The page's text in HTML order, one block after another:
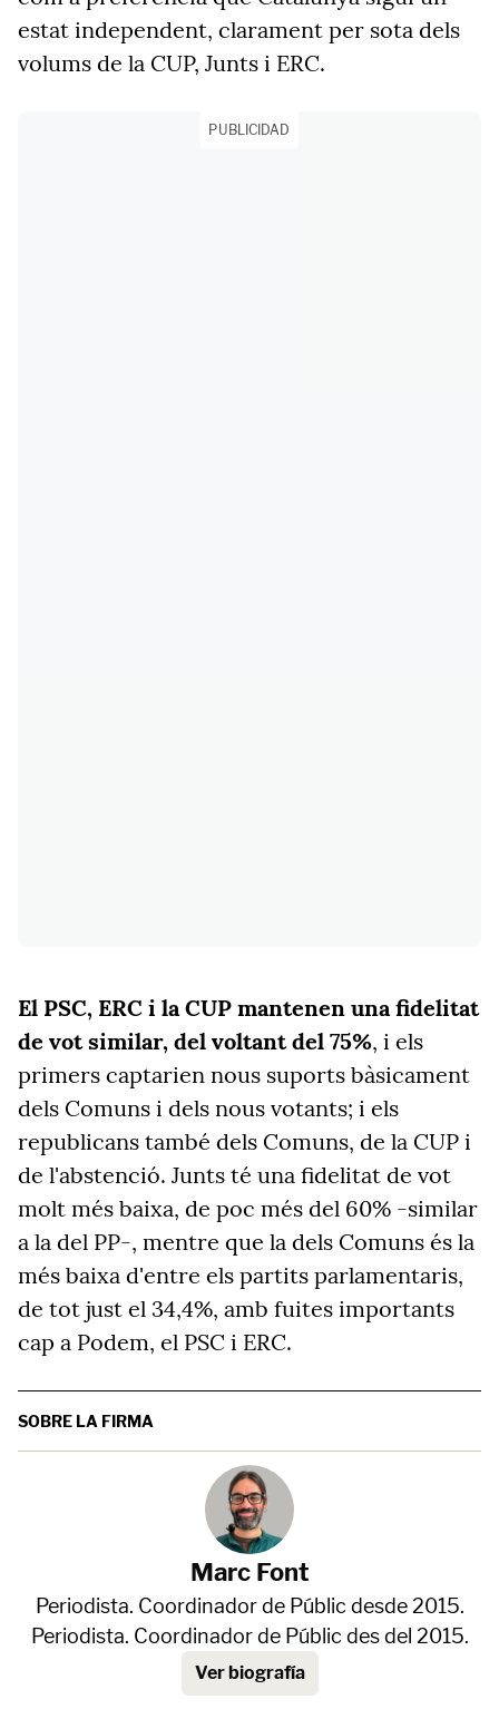
estat independent, clarament per sota dels
volums de la CUP, Junts i ERC.
PUBLICIDAD
El PSC, ERC i la CUP mantenen una fidelitat
de vot similar, del voltant del 75%, i els
primers captarien nous suports bàsicament
dels Comuns i dels nous votants; i els
republicans també dels Comuns, de la CUP i
de l'abstenció. Junts té una fidelitat de vot
molt més baixa, de poc més del 60% -similar
a la del PP-, mentre que la dels Comuns és la
més baixa d'entre els partits parlamentaris,
de tot just el 34,4%, amb fuites importants
cap a Podem, el PSC i ERC.
SOBRE LA FIRMA
Marc Font
Periodista. Coordinador de Públic desde 2015.
Periodista. Coordinador de Públic des del 2015.
Ver biografía